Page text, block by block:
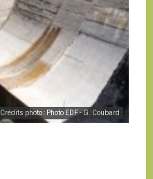
Crédits photo : Photo EDF - G. Coubard